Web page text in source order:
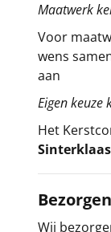
Maatwerk
Voor
wens
aan
Eigen keuze
Het
Bezorgen
Wij